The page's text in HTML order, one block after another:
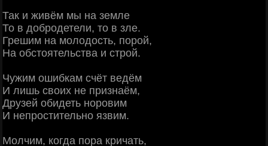
Так и живём мы на земле
То в добродетели, то в зле.
Грешим на молодость, порой,
На обстоятельства и строй.
Чужим ошибкам счёт ведём
И лишь своих не признаём,
Друзей обидеть норовим
И непростительно язвим.
Молчим, когда пора кричать,